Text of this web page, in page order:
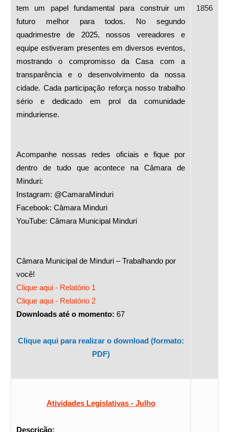
tem um papel fundamental para construir um
futuro melhor para todos. No segundo
quadrimestre de 2025, nossos vereadores e
equipe estiveram presentes em diversos eventos,
mostrando o compromisso da Casa com a
transparência e o desenvolvimento da nossa
cidade. Cada participação reforça nosso trabalho
sério e dedicado em prol da comunidade
minduriense.
Acompanhe nossas redes oficiais e fique por
dentro de tudo que acontece na Câmara de
Minduri:
Instagram: @CamaraMinduri
Facebook: Câmara Minduri
YouTube: Câmara Municipal Minduri
Câmara Municipal de Minduri – Trabalhando por
você!
Clique aqui - Relatório 1
Clique aqui - Relatório 2
Downloads até o momento: 67
Clique aqui para realizar o download (formato:
PDF)
1856
Atividades Legislativas - Julho
Descrição: